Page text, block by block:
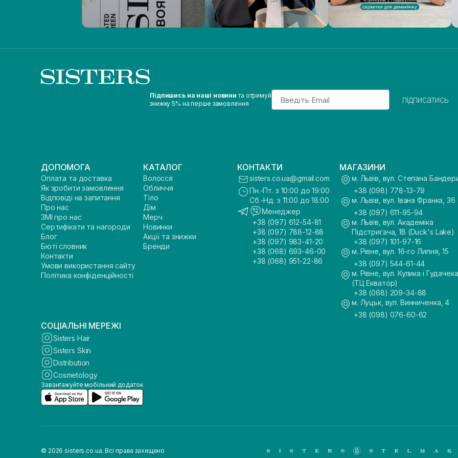
Підпишись на наші новини та отримуй
знижку 5% на перше замовлення
Email
підписатись
ДОПОМОГА
Оплата та доставка
Як зробити замовлення
Відповіді на запитання
Про нас
ЗМІ про нас
Сертифікати та нагороди
Блог
Бюті словник
Контакти
Умови використання сайту
Політика конфіденційності
КАТАЛОГ
Волосся
Обличчя
Тіло
Дім
Мерч
Новинки
Акції та знижки
Бренди
КОНТАКТИ
sisters.co.ua@gmail.com
Пн.-Пт. з 10:00 до 19:00
Сб.-Нд. з 11:00 до 18:00
Менеджер
+38 (097) 612-54-81
+38 (097) 788-12-88
+38 (097) 983-41-20
+38 (068) 693-46-00
+38 (068) 951-22-86
МАГАЗИНИ
м. Львів, вул. Степана
+38 (098) 778-13-79
м. Львів, вул. Івана Франка, 36
+38 (097) 611-95-94
м. Львів, вул. Академіка
Підстригача, 1В (Duck's Lake)
+38 (097) 101-97-16
м. Рівне, вул. 16-го Липня, 15
+38 (097) 544-61-44
м. Рівне, вул. Кулика і
(ТЦ Екватор)
+38 (068) 209-34-88
м. Луцьк, вул. Винниченка, 4
+38 (098) 076-60-62
СОЦІАЛЬНІ МЕРЕЖІ
Sisters Hair
Sisters Skin
Distribution
Cosmetology
Завантажуйте мобільний додаток
© 2026 sisters.co.ua. Всі права захищено